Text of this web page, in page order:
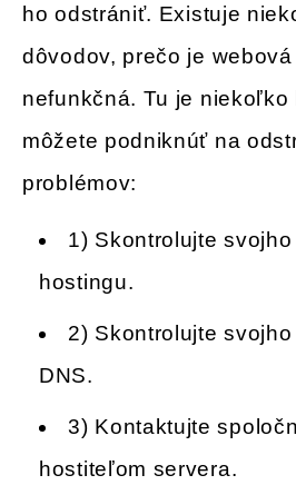
ho odstrániť. Existuje
dôvodov, prečo je
nefunkčná. Tu je niekoľko
môžete podniknúť na
problémov:
1) Skontrolujte
hostingu.
2) Skontrolujte
DNS.
3) Kontaktujte
hostiteľom servera.